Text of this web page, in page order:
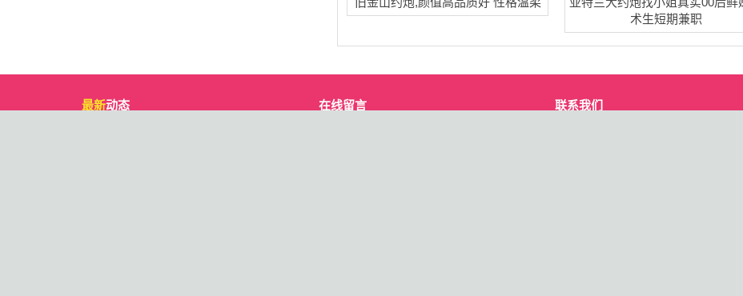
术生短期兼职
最新动态 在线留言 联系我们